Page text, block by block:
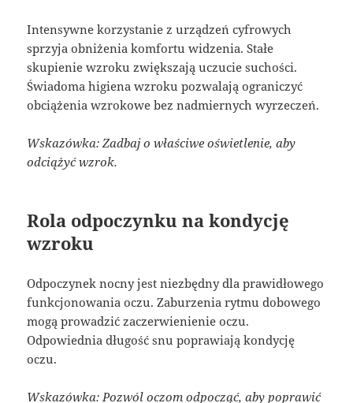
Intensywne korzystanie z urządzeń cyfrowych
sprzyja obniżenia komfortu widzenia. Stałe
skupienie wzroku zwiększają uczucie suchości.
Świadoma higiena wzroku pozwalają ograniczyć
obciążenia wzrokowe bez nadmiernych wyrzeczeń.
Wskazówka: Zadbaj o właściwe oświetlenie, aby
odciążyć wzrok.
Rola odpoczynku na kondycję
wzroku
Odpoczynek nocny jest niezbędny dla prawidłowego
funkcjonowania oczu. Zaburzenia rytmu dobowego
mogą prowadzić zaczerwienienie oczu.
Odpowiednia długość snu poprawiają kondycję
oczu.
Wskazówka: Pozwól oczom odpocząć, aby poprawić